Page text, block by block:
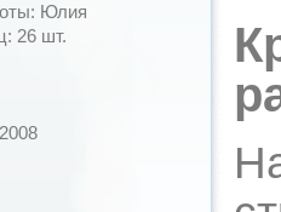
Юлия
26 шт.